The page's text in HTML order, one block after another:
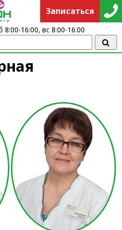
Записаться
8:00-16:00, вс 8:00-16:00